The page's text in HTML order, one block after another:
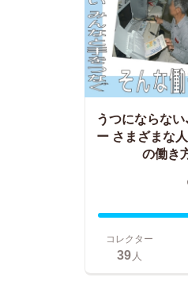
うつにならな
ー さまざまな
の働き
コレクター
39人